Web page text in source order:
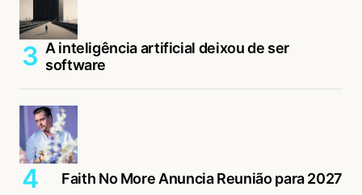
A inteligência artificial deixou de ser
software
Faith No More Anuncia Reunião para 2027